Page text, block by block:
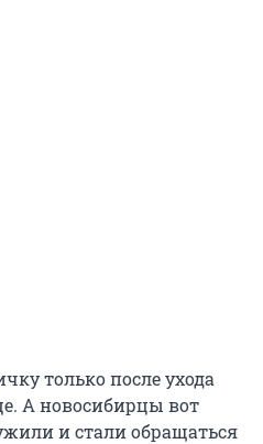
только после ухода
А новосибирцы вот
и стали обращаться